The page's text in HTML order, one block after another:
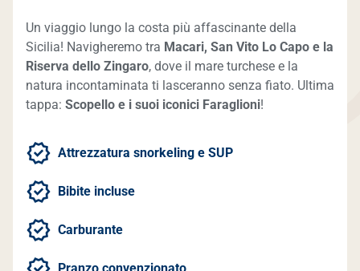
Un viaggio lungo la costa più affascinante della
Sicilia! Navigheremo tra Macari, San Vito Lo Capo e la
Riserva dello Zingaro, dove il mare turchese e la
natura incontaminata ti lasceranno senza fiato. Ultima
tappa: Scopello e i suoi iconici Faraglioni!
Attrezzatura snorkeling e SUP
Bibite incluse
Carburante